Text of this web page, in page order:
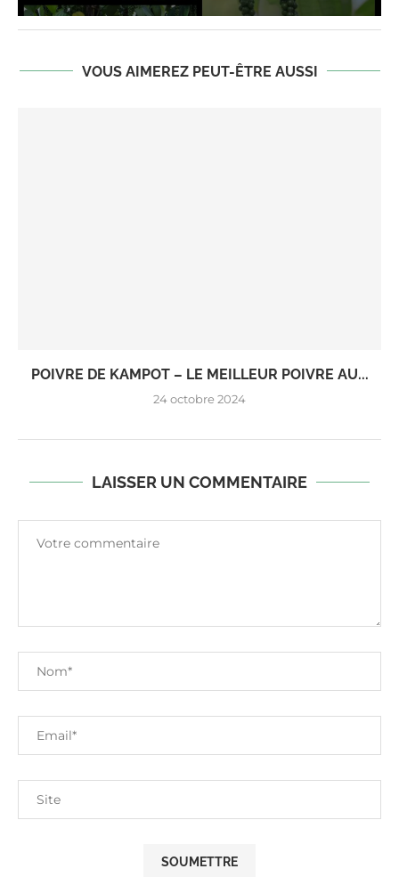
VOUS AIMEREZ PEUT-ÊTRE AUSSI
POIVRE DE KAMPOT – LE MEILLEUR POIVRE AU...
24 octobre 2024
LAISSER UN COMMENTAIRE